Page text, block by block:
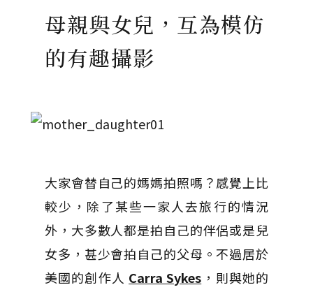
母親與女兒，互為模仿
的有趣攝影
大家會替自己的媽媽拍照嗎？感覺上比
較少，除了某些一家人去旅行的情況
外，大多數人都是拍自己的伴侶或是兒
女多，甚少會拍自己的父母。不過居於
美國的創作人 Carra Sykes ，則與她的